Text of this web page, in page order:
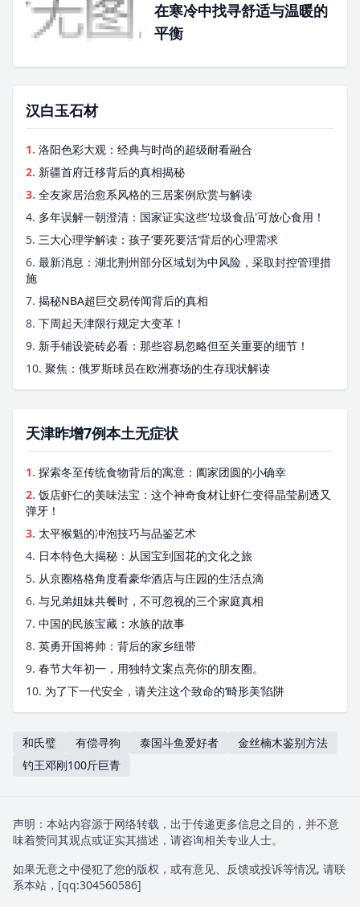
在寒冷中找寻舒适与温暖的
平衡
汉白玉石材
1. 洛阳色彩大观：经典与时尚的超级耐看融合
2. 新疆首府迁移背后的真相揭秘
3. 全友家居治愈系风格的三居案例欣赏与解读
4. 多年误解一朝澄清：国家证实这些'垃圾食品'可放心食用！
5. 三大心理学解读：孩子‘要死要活’背后的心理需求
6. 最新消息：湖北荆州部分区域划为中风险，采取封控管理措
施
7. 揭秘NBA超巨交易传闻背后的真相
8. 下周起天津限行规定大变革！
9. 新手铺设瓷砖必看：那些容易忽略但至关重要的细节！
10. 聚焦：俄罗斯球员在欧洲赛场的生存现状解读
天津昨增7例本土无症状
1. 探索冬至传统食物背后的寓意：阖家团圆的小确幸
2. 饭店虾仁的美味法宝：这个神奇食材让虾仁变得晶莹剔透又
弹牙！
3. 太平猴魁的冲泡技巧与品鉴艺术
4. 日本特色大揭秘：从国宝到国花的文化之旅
5. 从京圈格格角度看豪华酒店与庄园的生活点滴
6. 与兄弟姐妹共餐时，不可忽视的三个家庭真相
7. 中国的民族宝藏：水族的故事
8. 英勇开国将帅：背后的家乡纽带
9. 春节大年初一，用独特文案点亮你的朋友圈。
10. 为了下一代安全，请关注这个致命的‘畸形美’陷阱
和氏璧 有偿寻狗 泰国斗鱼爱好者
金丝楠木鉴别方法
钓王邓刚100斤巨青
声明：本站内容源于网络转载，出于传递更多信息之目的，并不意
味着赞同其观点或证实其描述，请咨询相关专业人士。
如果无意之中侵犯了您的版权，或有意见、反馈或投诉等情况, 请联
系本站，[qq:304560586]